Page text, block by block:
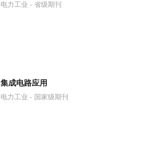
电力工业 - 省级期刊
集成电路应用
电力工业 - 国家级期刊